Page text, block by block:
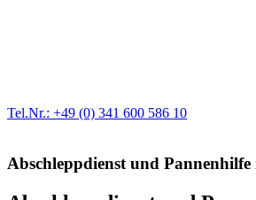
Tel.Nr.: +49 (0) 341 600 586 10
Abschleppdienst und